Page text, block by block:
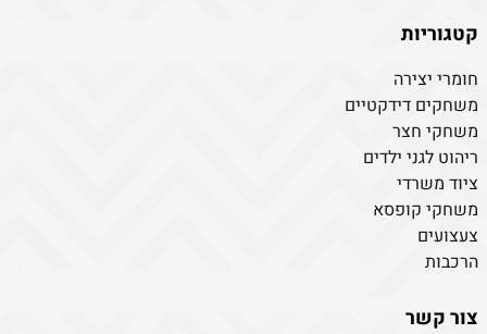
קטגוריות
חומרי יצירה
משחקים דידקטיים
משחקי חצר
ריהוט לגני ילדים
ציוד משרדי
משחקי קופסא
צעצועים
הרכבות
צור קשר